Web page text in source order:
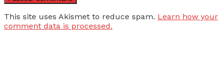
This site uses Akismet to reduce spam. Learn how your
comment data is processed.